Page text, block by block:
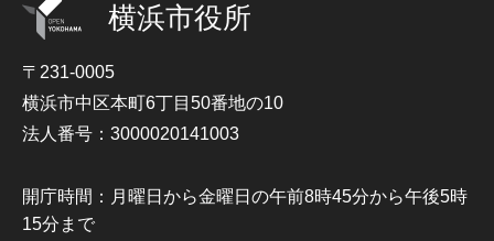
横浜市役所
〒231-0005
横浜市中区本町6丁目50番地の10
法人番号：3000020141003
開庁時間：月曜日から金曜日の午前8時45分から午後5時
15分まで